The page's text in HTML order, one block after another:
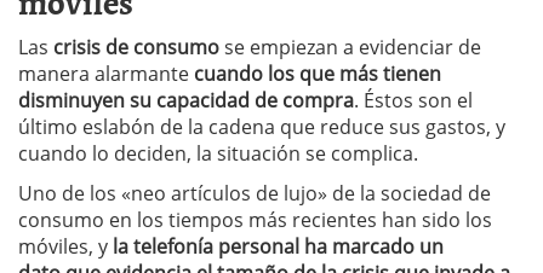
Las crisis de consumose empiezan a evidenciar de
manera alarmante cuando los que más tienen
disminuyen su capacidad de compra. Éstos son el
último eslabón de la cadena que reduce sus gastos, y
cuando lo deciden, la situación se complica.
Uno de los «neo artículos de lujo» de la sociedad de
consumo en los tiempos más recientes han sido los
móviles, y la telefonía personal ha marcado un